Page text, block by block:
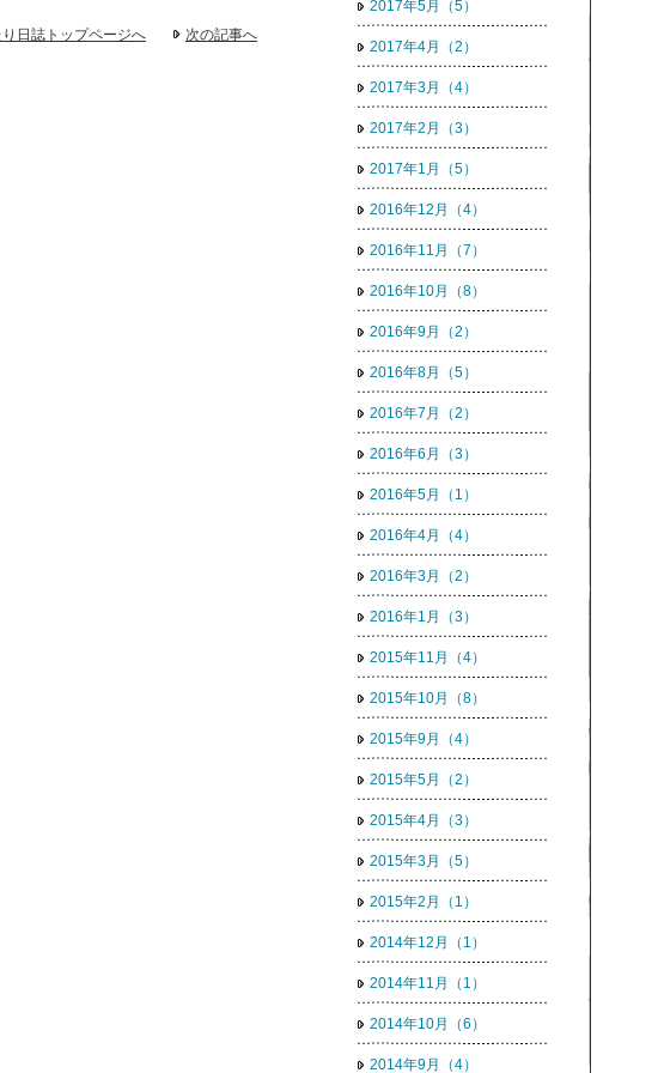
日誌トップページへ 次の記事へ
2017年5月（5）
2017年4月（2）
2017年3月（4）
2017年2月（3）
2017年1月（5）
2016年12月（4）
2016年11月（7）
2016年10月（8）
2016年9月（2）
2016年8月（5）
2016年7月（2）
2016年6月（3）
2016年5月（1）
2016年4月（4）
2016年3月（2）
2016年1月（3）
2015年11月（4）
2015年10月（8）
2015年9月（4）
2015年5月（2）
2015年4月（3）
2015年3月（5）
2015年2月（1）
2014年12月（1）
2014年11月（1）
2014年10月（6）
2014年9月（4）